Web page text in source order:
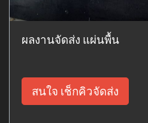
ผลงานจัดส่ง แผ่นพื้น
สนใจ เช็กคิวจัดส่ง